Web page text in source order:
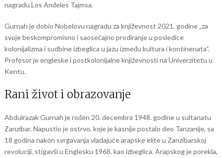
nagradu Los Anđeles Tajmsa.
Gurnah je dobio Nobelovu nagradu za književnost 2021. godine „za
svoje beskompromisno i saosećajno prodiranje u posledice
kolonijalizma i sudbine izbeglica u jazu između kultura i kontinenata“.
Profesor je engleske i postkolonijalne književnosti na Univerzitetu u
Kentu.
Rani život i obrazovanje
Abdulrazak Gurnah je rođen 20. decembra 1948. godine u sultanatu
Zanzibar. Napustio je ostrvo, koje je kasnije postalo deo Tanzanije, sa
18 godina nakon svrgavanja vladajuće arapske elite u Zanzibarskoj
revoluciji, stigavši u Englesku 1968. kao izbeglica. Arapskog je porekla,